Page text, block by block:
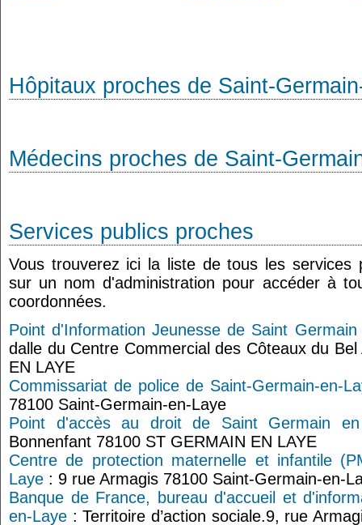
Hôpitaux proches de Saint-
Médecins proches de Saint-
Services publics proches
Vous trouverez ici la liste de tous les services
sur un nom d'administration pour accéder à
coordonnées.
Point d'Information Jeunesse de Saint
dalle du Centre Commercial des Côteaux du
EN LAYE
Commissariat de police de Saint-Germain-en-
78100 Saint-Germain-en-Laye
Point d'accès au droit de Saint Germain
Bonnenfant 78100 ST GERMAIN EN LAYE
Centre de protection maternelle et infantile
Laye : 9 rue Armagis 78100 Saint-Germain-en-
Banque de France, bureau d'accueil et
en-Laye : Territoire d’action sociale.9, rue